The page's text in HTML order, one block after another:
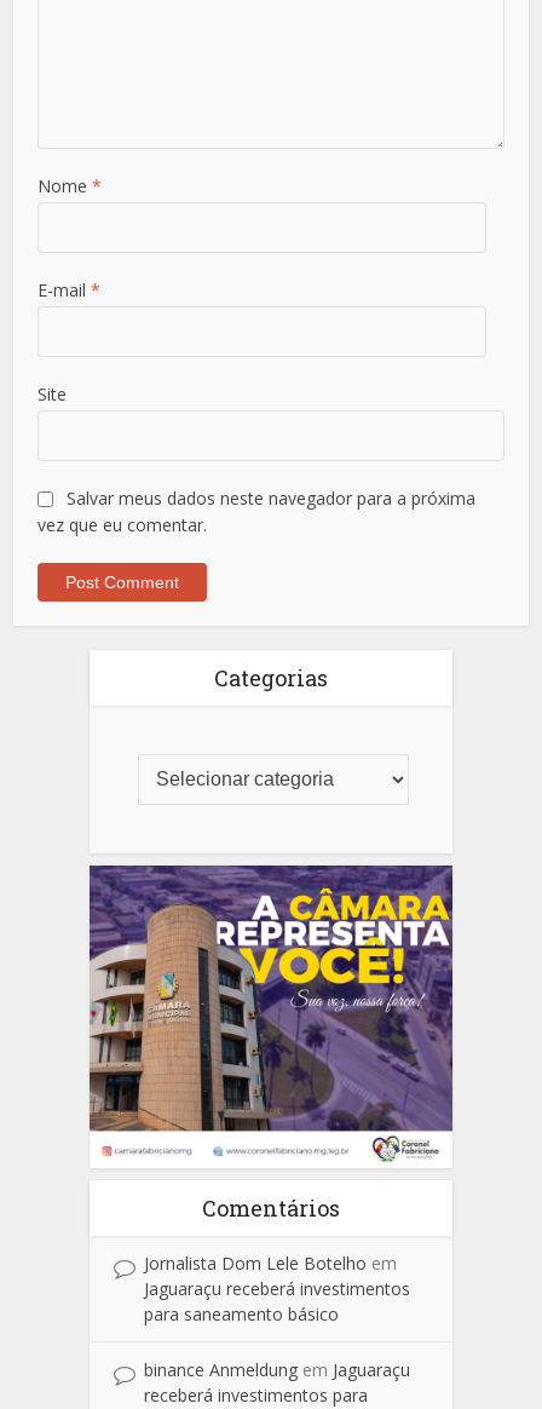
Nome*
E-mail*
Site
Salvar meus dados neste navegador para a próxima
vez que eu comentar.
Categorias
Comentários
Jornalista Dom Lele Botelho em
Jaguaraçu receberá investimentos
para saneamento básico
binance Anmeldung em Jaguaraçu
receberá investimentos para